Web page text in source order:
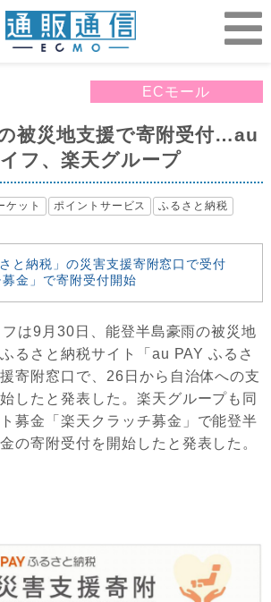
ECモール
被災地支援で寄附受付…au
フ、楽天グループ
ケット ポイントサービス
ふるさと納税
と納税」の災害支援寄附窓口で受付
募金」で寄附受付開始
は9月30日、能登半島豪雨の被災地
るさと納税サイト「au PAY ふるさ
寄附窓口で、26日から自治体への支
したと発表した。楽天グループも同
募金「楽天クラッチ募金」で能登半
の寄附受付を開始したと発表した。